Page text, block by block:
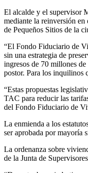
El alcalde y el supervisor
mediante la reinversión
de Pequeños Sitios de la
“El Fondo Fiduciario de
sin una estrategia de
ingresos de 70 millones
postor. Para los inquilinos
“Estas propuestas
TAC para reducir las
del Fondo Fiduciario de
La enmienda a los
ser aprobada por mayoría
La ordenanza sobre
de la Junta de